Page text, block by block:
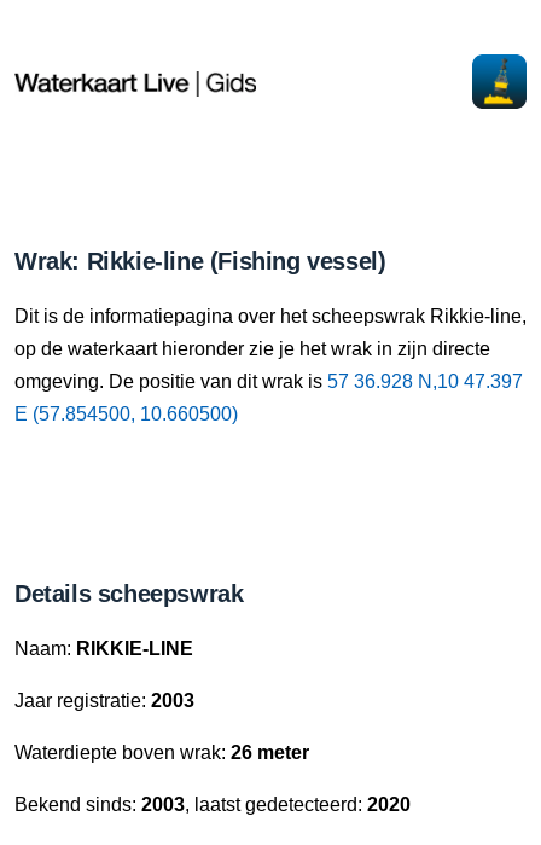
Wrak: Rikkie-line (Fishing vessel)
Dit is de informatiepagina over het scheepswrak Rikkie-line,
op de waterkaart hieronder zie je het wrak in zijn directe
omgeving. De positie van dit wrak is 57 36.928 N,10 47.397
E (57.854500, 10.660500)
Details scheepswrak
Naam: RIKKIE-LINE
Jaar registratie: 2003
Waterdiepte boven wrak: 26 meter
Bekend sinds: 2003, laatst gedetecteerd: 2020